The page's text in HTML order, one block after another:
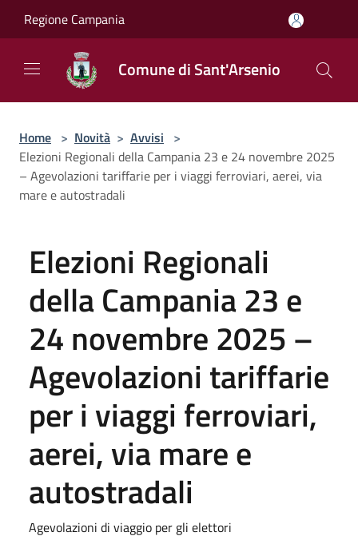
Regione Campania
Comune di Sant'Arsenio
Home > Novità > Avvisi >
Elezioni Regionali della Campania 23 e 24 novembre 2025
– Agevolazioni tariffarie per i viaggi ferroviari, aerei, via
mare e autostradali
Elezioni Regionali
della Campania 23 e
24 novembre 2025 –
Agevolazioni tariffarie
per i viaggi ferroviari,
aerei, via mare e
autostradali
Agevolazioni di viaggio per gli elettori